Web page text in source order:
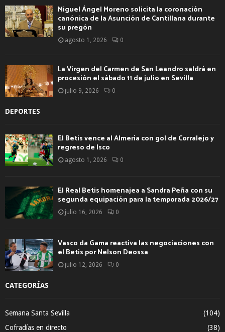
Miguel Ángel Moreno solicita la coronación
canónica de la Asunción de Cantillana durante
su pregón
agosto 1, 2026 0
La Virgen del Carmen de San Leandro saldrá en
procesión el sábado 11 de julio en Sevilla
julio 9, 2026 0
DEPORTES
El Betis vence al Almería con gol de Corralejo y
regreso de Isco
agosto 1, 2026 0
El Real Betis homenajea a Sandra Peña con su
segunda equipación para la temporada 2026/27
julio 16, 2026 0
Vasco da Gama reactiva las negociaciones con
el Betis por Nelson Deossa
julio 12, 2026 0
CATEGORÍAS
Semana Santa Sevilla
(104)
Cofradías en directo
(38)